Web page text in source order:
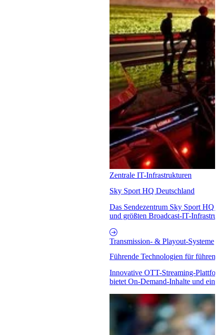
Zentrale IT-Infrastrukturen
Sky Sport HQ Deutschland
Das Sendezentrum Sky Sport HQ
und größten Broadcast-IT-
Transmission- & Playout-Systeme
Führende Technologien für
Innovative OTT-Streaming-
bietet On-Demand-Inhalte und ein